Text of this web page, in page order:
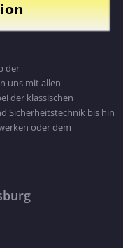
der
uns mit allen
der klassischen
Sicherheitstechnik bis hin
oder dem